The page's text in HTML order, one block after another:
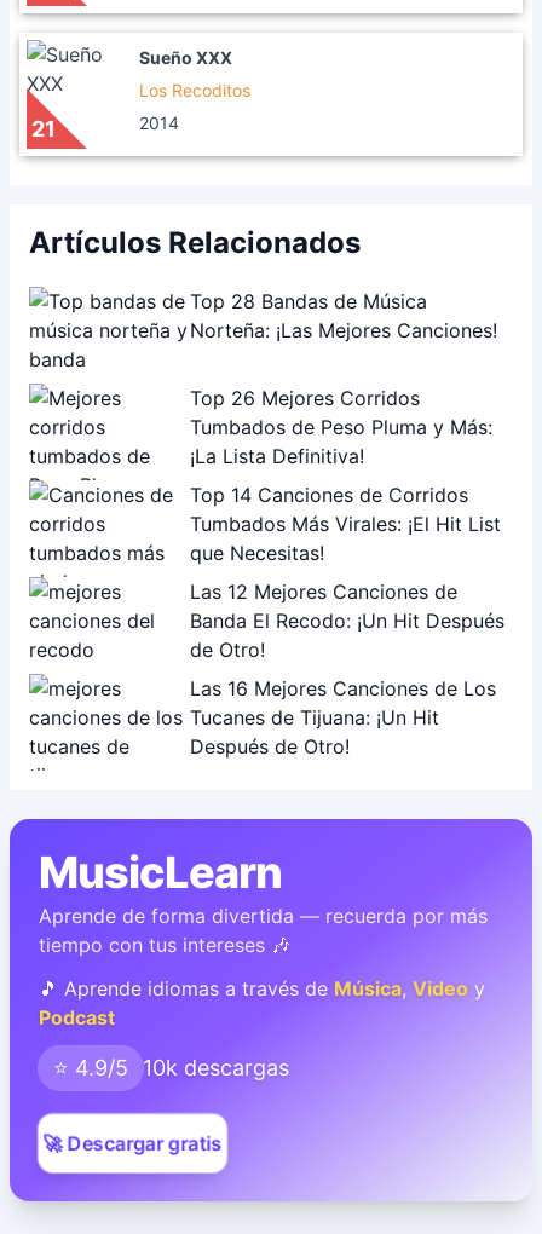
21
Sueño XXX
Los Recoditos
2014
Artículos Relacionados
Top 28 Bandas de Música
Norteña: ¡Las Mejores Canciones!
Top 26 Mejores Corridos
Tumbados de Peso Pluma y Más:
¡La Lista Definitiva!
Top 14 Canciones de Corridos
Tumbados Más Virales: ¡El Hit List
que Necesitas!
Las 12 Mejores Canciones de
Banda El Recodo: ¡Un Hit Después
de Otro!
Las 16 Mejores Canciones de Los
Tucanes de Tijuana: ¡Un Hit
Después de Otro!
MusicLearn
Aprende de forma divertida — recuerda por más
tiempo con tus intereses 🎶
🎵 Aprende idiomas a través de Música, Video y
Podcast
⭐ 4.9/5 10k descargas
🚀 Descargar gratis